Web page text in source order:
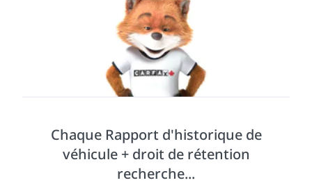
Chaque Rapport d'historique de
véhicule + droit de rétention
recherche...